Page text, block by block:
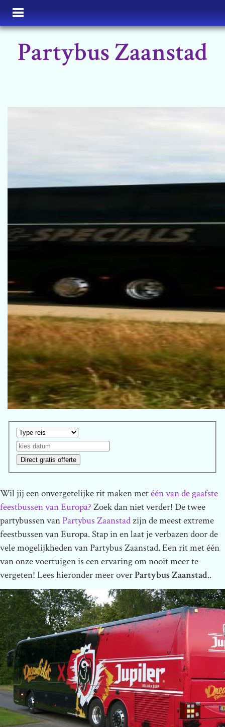
Partybus Zaanstad
Direct gratis offerte
Wil jij een onvergetelijke rit maken metéén van de gaafste
feestbussen van Europa? Zoek dan niet verder! De twee
partybussen van Partybus Zaanstadzijn de meest extreme
feestbussen van Europa. Stap in en laat je verbazen door de
vele mogelijkheden van Partybus Zaanstad. Een rit met één
van onze voertuigen is een ervaring om nooit meer te
vergeten! Lees hieronder meer overPartybus Zaanstad..